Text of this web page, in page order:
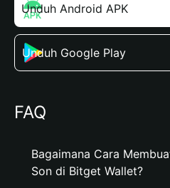
Unduh Android APK
Unduh Google Play
FAQ
Bagaimana Cara
Son di Bitget Wallet?